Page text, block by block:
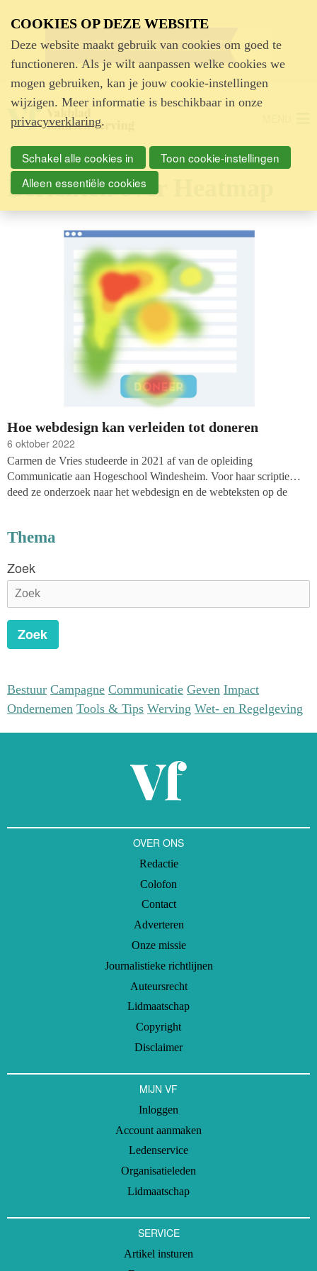
Advertentie
Berichten over Heatmap
Hoe webdesign kan verleiden tot doneren
6 oktober 2022
Carmen de Vries studeerde in 2021 af van de opleiding
Communicatie aan Hogeschool Windesheim. Voor haar scriptie
deed ze onderzoek naar het webdesign en de webteksten op de
haar site kon optimaliseren, zodat de websitebezoekers doneren via
zorg je ervoor dat de websitebezoekers in één oogopslag zien dat je
concrete adviezen over verbeteringen op het gebied van webdesign.
kunnen toepassen.
Thema
Zoek
Zoek
Bestuur Campagne Communicatie Geven Impact
Ondernemen Tools & Tips Werving Wet- en Regelgeving
OVER ONS
Redactie
Colofon
Contact
Adverteren
Onze missie
Journalistieke richtlijnen
Auteursrecht
Lidmaatschap
Copyright
Disclaimer
MIJN VF
Inloggen
Account aanmaken
Ledenservice
Organisatieleden
Lidmaatschap
SERVICE
Artikel insturen
COOKIES OP DEZE WEBSITE
Deze website maakt gebruik van cookies om goed te
functioneren. Als je wilt aanpassen welke cookies we
mogen gebruiken, kan je jouw cookie-instellingen
wijzigen. Meer informatie is beschikbaar in onze
privacyverklaring.
Schakel alle cookies in
Toon cookie-instellingen
Alleen essentiële cookies